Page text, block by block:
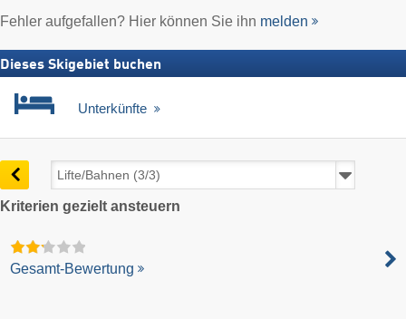
Fehler aufgefallen? Hier können Sie ihn melden
Dieses Skigebiet buchen
Unterkünfte
Kriterien gezielt ansteuern
Gesamt-Bewertung